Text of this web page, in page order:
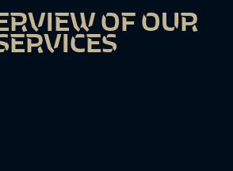
OF OUR